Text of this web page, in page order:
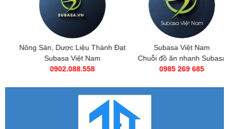
Nông Sản, Dược Liệu Thành Đạt
Subasa Việt Nam
0902.088.558
Subasa Việt Nam
Chuỗi đồ ăn nhanh Subasa
0985 269 685